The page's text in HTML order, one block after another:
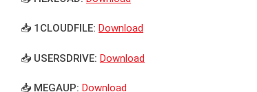
📥 1CLOUDFILE: Download
📥 USERSDRIVE: Download
📥 MEGAUP: Download